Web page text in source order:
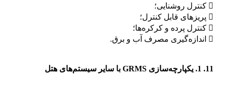
 کنترل روشنایی؛
 پریزهای قابل کنترل؛
 کنترل پرده و کرکره‌ها؛
 اندازه‌گیری مصرف آب و برق.
11. 1. یکپارچه‌سازی GRMS با سایر سیستم‌های هتل